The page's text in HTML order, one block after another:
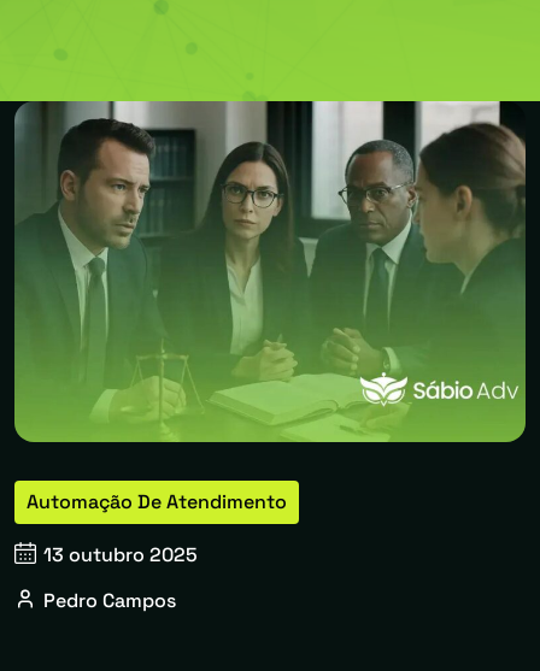
Automação De Atendimento
13 outubro 2025
Pedro Campos